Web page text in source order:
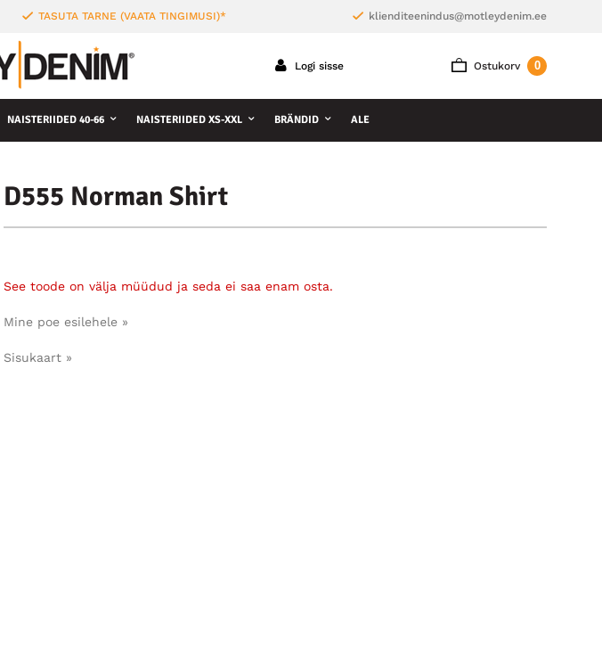
TASUTA TARNE (VAATA TINGIMUSI)* klienditeenindus@motleydenim.ee
Ostukorv 0
Logi sisse
NAISTERIIDED 40-66 NAISTERIIDED XS-XXL BRÄNDID ALE
D555 Norman Shirt
See toode on välja müüdud ja seda ei saa enam osta.
Mine poe esilehele »
Sisukaart »